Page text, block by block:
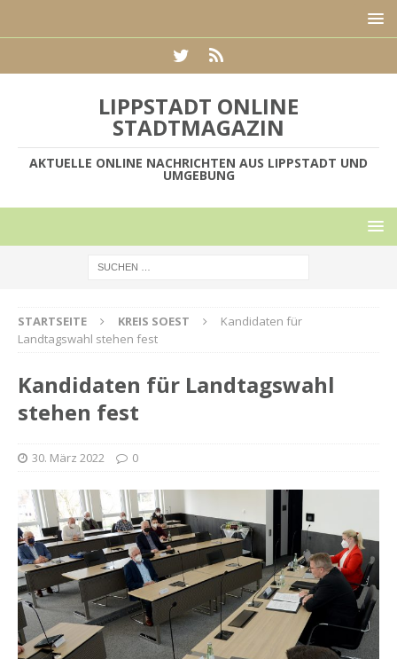
LIPPSTADT ONLINE
STADTMAGAZIN
AKTUELLE ONLINE NACHRICHTEN AUS LIPPSTADT UND
UMGEBUNG
STARTSEITE KREIS SOEST
Kandidaten für
Landtagswahl stehen fest
Kandidaten für Landtagswahl
stehen fest
30. März 2022 0